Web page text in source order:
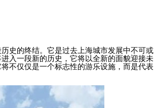
史的终结。它是过去上海城市发展中不可或
入一段新的历史，它将以全新的面貌迎接未
不仅仅是一个标志性的游乐设施，而是代表